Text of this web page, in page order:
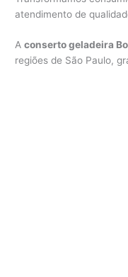
atendimento de
Aconserto geladeira
regiões de São Paulo,